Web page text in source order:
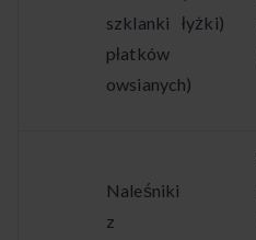
szklanki
płatków
owsianych)
łyżki)
Naleśniki
z